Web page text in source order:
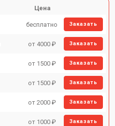
Цена
бесплатно Заказать
от 4000 ₽ Заказать
от 1500 ₽ Заказать
от 1500 ₽ Заказать
от 2000 ₽ Заказать
от 1000 ₽ Заказать